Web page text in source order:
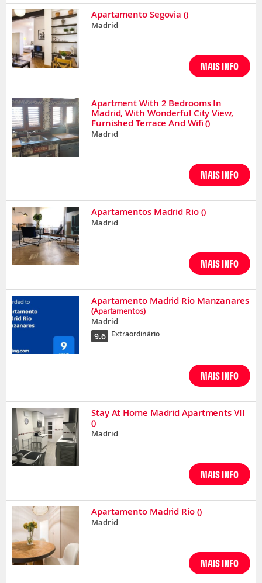
Apartamento Segovia ()
Madrid
MAIS INFO
Apartment With 2 Bedrooms In
Madrid, With Wonderful City View,
Furnished Terrace And Wifi ()
Madrid
MAIS INFO
Apartamentos Madrid Rio ()
Madrid
MAIS INFO
Apartamento Madrid Rio Manzanares
(Apartamentos)
Madrid
9.6 Extraordinário
MAIS INFO
Stay At Home Madrid Apartments VII
()
Madrid
MAIS INFO
Apartamento Madrid Rio ()
Madrid
MAIS INFO